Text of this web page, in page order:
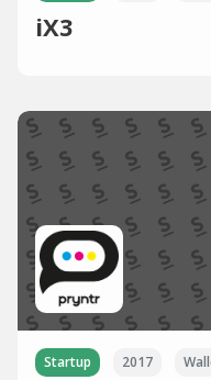
iX3
Startup 2017